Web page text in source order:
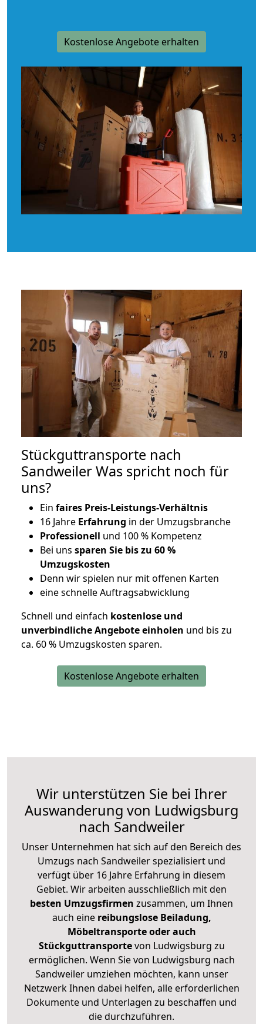
Kostenlose Angebote erhalten
Stückguttransporte nach
Sandweiler Was spricht noch für
uns?
Ein faires Preis-Leistungs-Verhältnis
16 Jahre Erfahrung in der Umzugsbranche
Professionell und 100 % Kompetenz
Bei uns sparen Sie bis zu 60 %
Umzugskosten
Denn wir spielen nur mit offenen Karten
eine schnelle Auftragsabwicklung
Schnell und einfach kostenlose und
unverbindliche Angebote einholen und bis zu
ca. 60 % Umzugskosten sparen.
Kostenlose Angebote erhalten
Wir unterstützen Sie bei Ihrer
Auswanderung von Ludwigsburg
nach Sandweiler
Unser Unternehmen hat sich auf den Bereich des
Umzugs nach Sandweiler spezialisiert und
verfügt über 16 Jahre Erfahrung in diesem
Gebiet. Wir arbeiten ausschließlich mit den
besten Umzugsfirmen zusammen, um Ihnen
auch eine reibungslose Beiladung,
Möbeltransporte oder auch
Stückguttransportevon Ludwigsburg zu
ermöglichen. Wenn Sie von Ludwigsburg nach
Sandweiler umziehen möchten, kann unser
Netzwerk Ihnen dabei helfen, alle erforderlichen
Dokumente und Unterlagen zu beschaffen und
die durchzuführen.